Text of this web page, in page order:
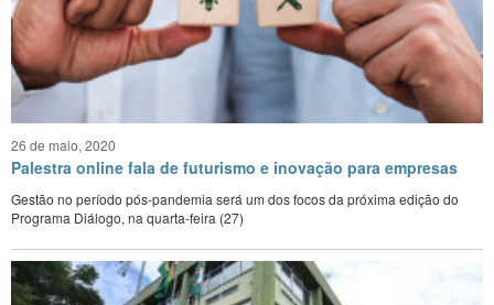
26 de maio, 2020
Palestra online fala de futurismo e inovação para empresas
Gestão no período pós-pandemia será um dos focos da próxima edição do
Programa Diálogo, na quarta-feira (27)